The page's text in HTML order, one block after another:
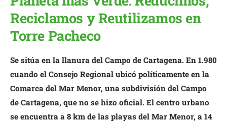
Reciclamos y Reutilizamos en
Torre Pacheco
Se sitúa en la llanura del Campo de Cartagena. En 1.980
cuando el Consejo Regional ubicó políticamente en la
Comarca del Mar Menor, una subdivisión del Campo
de Cartagena, que no se hizo oficial. El centro urbano
se encuentra a 8 km de las playas del Mar Menor, a 14